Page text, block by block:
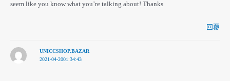
seem like you know what you’re talking about! Thanks
回覆
UNICCSHOP.BAZAR
2021-04-2001:34:43